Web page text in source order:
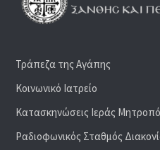
Τράπεζα της Αγάπης
Κοινωνικό Ιατρείο
Κατασκηνώσεις Ιεράς
Ραδιoφωνικός Σταθμός